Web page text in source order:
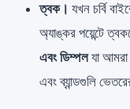
ত্বক। যখন চর্বি
অ্যাঙ্কর পয়েন্টে
এবং ডিম্পলযা আমরা
এবং ব্যান্ডগুলি